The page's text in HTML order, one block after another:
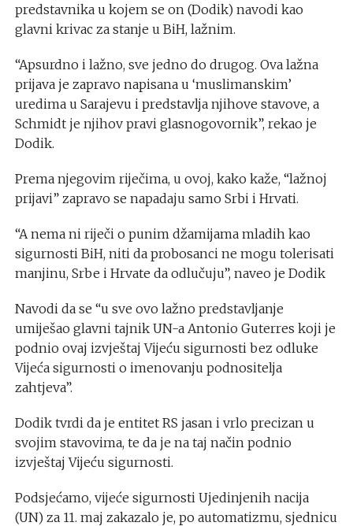
predstavnika u kojem se on (Dodik) navodi kao
glavni krivac za stanje u BiH, lažnim.
“Apsurdno i lažno, sve jedno do drugog. Ova lažna
prijava je zapravo napisana u ‘muslimanskim’
uredima u Sarajevu i predstavlja njihove stavove, a
Schmidt je njihov pravi glasnogovornik”, rekao je
Dodik.
Prema njegovim riječima, u ovoj, kako kaže, “lažnoj
prijavi” zapravo se napadaju samo Srbi i Hrvati.
“A nema ni riječi o punim džamijama mladih kao
sigurnosti BiH, niti da probosanci ne mogu tolerisati
manjinu, Srbe i Hrvate da odlučuju”, naveo je Dodik
Navodi da se “u sve ovo lažno predstavljanje
umiješao glavni tajnik UN-a Antonio Guterres koji je
podnio ovaj izvještaj Vijeću sigurnosti bez odluke
Vijeća sigurnosti o imenovanju podnositelja
zahtjeva”.
Dodik tvrdi da je entitet RS jasan i vrlo precizan u
svojim stavovima, te da je na taj način podnio
izvještaj Vijeću sigurnosti.
Podsjećamo, vijeće sigurnosti Ujedinjenih nacija
(UN) za 11. maj zakazalo je, po automatizmu, sjednicu